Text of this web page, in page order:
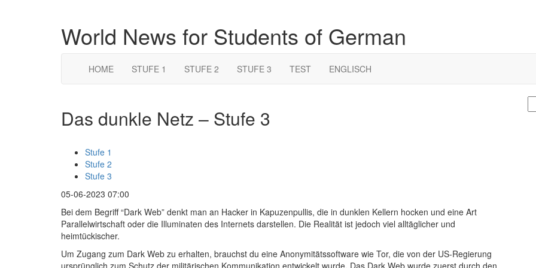
World News for Students of German
HOME STUFE 1 STUFE 2 STUFE 3 TEST ENGLISCH
Das dunkle Netz – Stufe 3
Stufe 1
Stufe 2
Stufe 3
05-06-2023 07:00
Bei dem Begriff “Dark Web” denkt man an Hacker in Kapuzenpullis, die in dunklen Kellern hocken und eine Art
Parallelwirtschaft oder die Illuminaten des Internets darstellen. Die Realität ist jedoch viel alltäglicher und
heimtückischer.
Um Zugang zum Dark Web zu erhalten, brauchst du eine Anonymitätssoftware wie Tor, die von der US-Regierung
ursprünglich zum Schutz der militärischen Kommunikation entwickelt wurde. Das Dark Web wurde zuerst durch den